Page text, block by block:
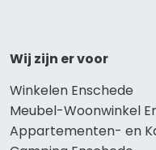
Wij zijn er voor
Winkelen Enschede
Meubel-Woonwinkel
Appartementen- en